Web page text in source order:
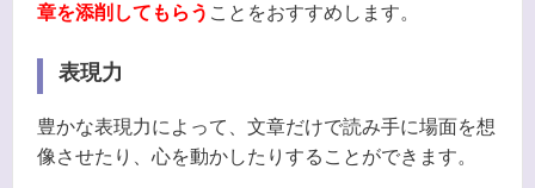
章を添削してもらう ことをおすすめします。
表現力
豊かな表現力によって、文章だけで読み手に場面を想
像させたり、心を動かしたりすることができます。